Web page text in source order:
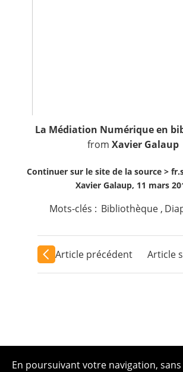
La Médiation Numérique en
from Xavier Galaup
Continuer sur le site de la source >
Xavier Galaup, 11 mars
Mots-clés : Bibliothèque ,
Article précédent Article
En poursuivant votre navigation,